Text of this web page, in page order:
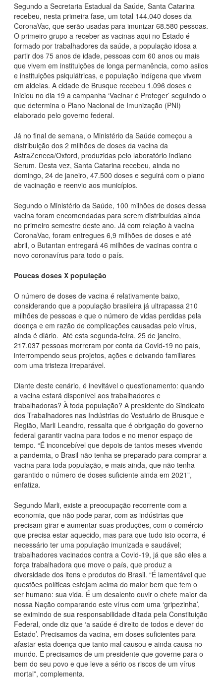
Segundo a Secretaria Estadual da Saúde, Santa Catarina
recebeu, nesta primeira fase, um total 144.040 doses da
CoronaVac, que serão usadas para imunizar 68.580 pessoas.
O primeiro grupo a receber as vacinas aqui no Estado é
formado por trabalhadores da saúde, a população idosa a
partir dos 75 anos de idade, pessoas com 60 anos ou mais
que vivem em instituições de longa permanência, como asilos
e instituições psiquiátricas, e população indígena que vivem
em aldeias. A cidade de Brusque recebeu 1.096 doses e
iniciou no dia 19 a campanha ‘Vacinar é Proteger’ seguindo o
que determina o Plano Nacional de Imunização (PNI)
elaborado pelo governo federal.
Já no final de semana, o Ministério da Saúde começou a
distribuição dos 2 milhões de doses da vacina da
AstraZeneca/Oxford, produzidas pelo laboratório indiano
Serum. Desta vez, Santa Catarina recebeu, ainda no
domingo, 24 de janeiro, 47.500 doses e seguirá com o plano
de vacinação e reenvio aos municípios.
Segundo o Ministério da Saúde, 100 milhões de doses dessa
vacina foram encomendadas para serem distribuídas ainda
no primeiro semestre deste ano. Já com relação à vacina
CoronaVac, foram entregues 6,9 milhões de doses e até
abril, o Butantan entregará 46 milhões de vacinas contra o
novo coronavírus para todo o país.
Poucas doses X população
O número de doses de vacina é relativamente baixo,
considerando que a população brasileira já ultrapassa 210
milhões de pessoas e que o número de vidas perdidas pela
doença e em razão de complicações causadas pelo vírus,
ainda é diário. Até esta segunda-feira, 25 de janeiro,
217.037 pessoas morreram por conta da Covid-19 no país,
interrompendo seus projetos, ações e deixando familiares
com uma tristeza irreparável.
Diante deste cenário, é inevitável o questionamento: quando
a vacina estará disponível aos trabalhadores e
trabalhadoras? À toda população? A presidente do Sindicato
dos Trabalhadores nas Indústrias do Vestuário de Brusque e
Região, Marli Leandro, ressalta que é obrigação do governo
federal garantir vacina para todos e no menor espaço de
tempo. “É inconcebível que depois de tantos meses vivendo
a pandemia, o Brasil não tenha se preparado para comprar a
vacina para toda população, e mais ainda, que não tenha
garantido o número de doses suficiente ainda em 2021”,
enfatiza.
Segundo Marli, existe a preocupação recorrente com a
economia, que não pode parar, com as indústrias que
precisam girar e aumentar suas produções, com o comércio
que precisa estar aquecido, mas para que tudo isto ocorra, é
necessário ter uma população imunizada e saudável;
trabalhadores vacinados contra a Covid-19, já que são eles a
força trabalhadora que move o país, que produz a
diversidade dos itens e produtos do Brasil. “É lamentável que
questões políticas estejam acima do maior bem que tem o
ser humano: sua vida. É um desalento ouvir o chefe maior da
nossa Nação comparando este vírus com uma ‘gripezinha’,
se eximindo de sua responsabilidade ditada pela Constituição
Federal, onde diz que ‘a saúde é direito de todos e dever do
Estado’. Precisamos da vacina, em doses suficientes para
afastar esta doença que tanto mal causou e ainda causa no
mundo. E precisamos de um presidente que governe para o
bem do seu povo e que leve a sério os riscos de um vírus
mortal”, complementa.